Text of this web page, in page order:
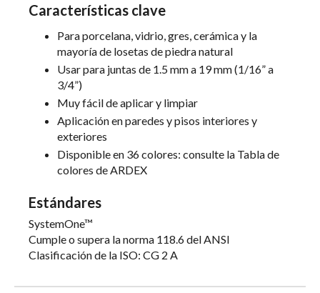
Características clave
Para porcelana, vidrio, gres, cerámica y la
mayoría de losetas de piedra natural
Usar para juntas de 1.5 mm a 19 mm (1/16” a
3/4”)
Muy fácil de aplicar y limpiar
Aplicación en paredes y pisos interiores y
exteriores
Disponible en 36 colores: consulte la Tabla de
colores de ARDEX
Estándares
SystemOne™
Cumple o supera la norma 118.6 del ANSI
Clasificación de la ISO: CG 2 A